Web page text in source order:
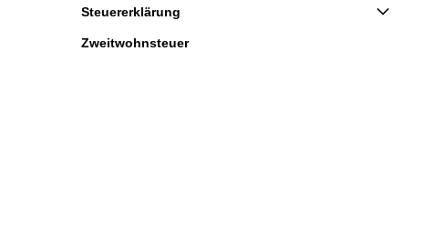
Steuererklärung
Zweitwohnsteuer